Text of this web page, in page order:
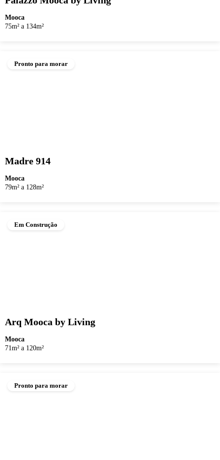
Mooca
75m² a 134m²
Pronto para morar
Madre 914
Mooca
79m² a 128m²
Em Construção
Arq Mooca by Living
Mooca
71m² a 120m²
Pronto para morar